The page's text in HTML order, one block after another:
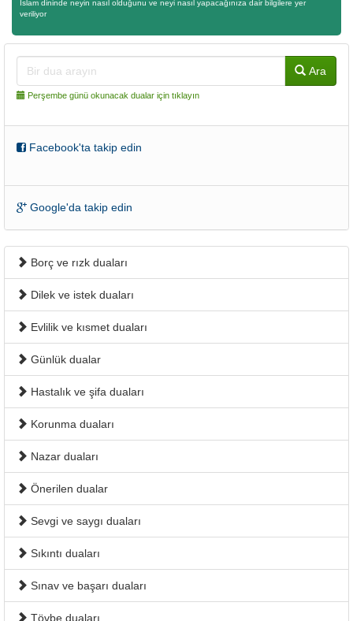
İslam dininde neyin nasıl olduğunu ve neyi nasıl yapacağınıza dair bilgilere yer
veriliyor
Ara
Perşembe günü okunacak dualar için tıklayın
Facebook'ta takip edin
Google'da takip edin
Borç ve rızk duaları
Dilek ve istek duaları
Evlilik ve kısmet duaları
Günlük dualar
Hastalık ve şifa duaları
Korunma duaları
Nazar duaları
Önerilen dualar
Sevgi ve saygı duaları
Sıkıntı duaları
Sınav ve başarı duaları
Tövbe duaları